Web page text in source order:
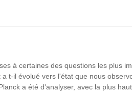
à certaines des questions les plus
t-il évolué vers l'état que nous
a été d'analyser, avec la plus